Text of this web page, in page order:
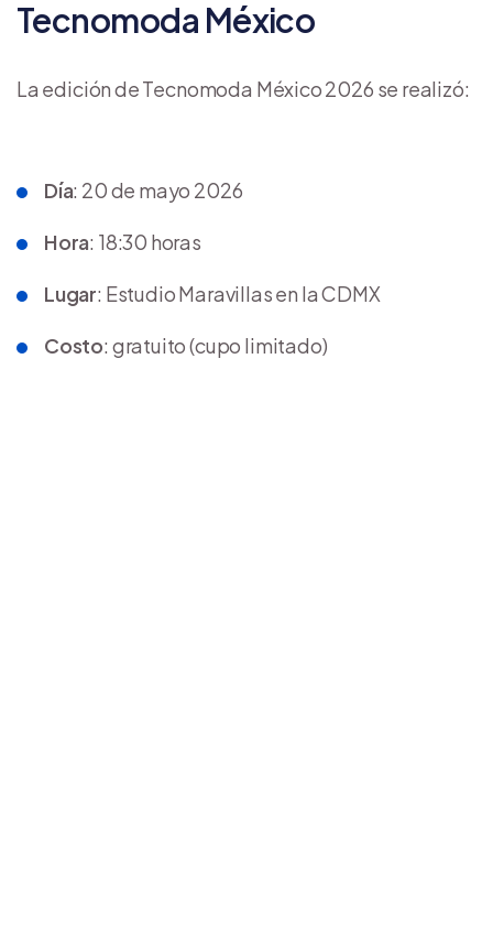
Tecnomoda México
La edición de Tecnomoda México 2026 se realizó:
Día: 20 de mayo 2026
Hora: 18:30 horas
Lugar: Estudio Maravillas en la CDMX
Costo: gratuito (cupo limitado)